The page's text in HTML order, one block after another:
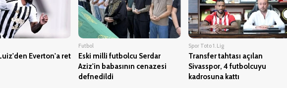
Everton'a ret
Futbol
Eski milli futbolcu Serdar
Aziz'in babasının cenazesi
defnedildi
Spor Toto 1. Lig
Transfer tahtası açılan
Sivasspor, 4 futbolcuyu
kadrosuna kattı